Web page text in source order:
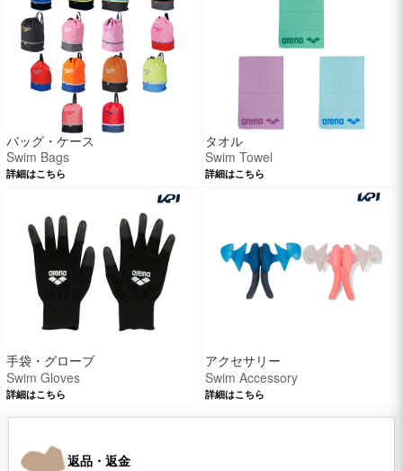
バッグ・ケース
Swim Bags
詳細はこちら
タオル
Swim Towel
詳細はこちら
手袋・グローブ
Swim Gloves
詳細はこちら
アクセサリー
Swim Accessory
詳細はこちら
返品・返金